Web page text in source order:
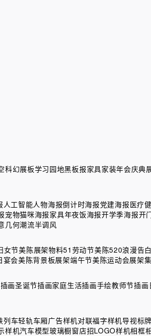
科幻展板学习园地黑板报家具家装年会庆典
人工智能人物海报倒计时海报党建海报医疗
宠物猫咪海报家具年夜饭海报开学季海报开
几何潮流半调风
女节美陈展架物料51劳动节美陈520浪漫告
宴会美陈背景板展架端午节美陈运动会展架
画圣诞节插画家庭生活插画手绘教师节插画
列车轻轨车厢广告样机对联福字样机导视标
样机汽车模型玻璃橱窗店招LOGO样机相框